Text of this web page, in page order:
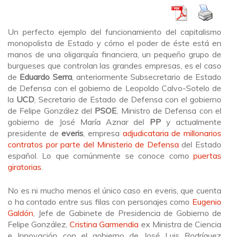
Un perfecto ejemplo del funcionamiento del capitalismo
monopolista de Estado y cómo el poder de éste está en
manos de una oligarquía financiera, un pequeño grupo de
burgueses que controlan las grandes empresas, es el caso
de Eduardo Serra, anteriormente Subsecretario de Estado
de Defensa con el gobierno de Leopoldo Calvo-Sotelo de
la UCD , Secretario de Estado de Defensa con el gobierno
de Felipe González del PSOE , Ministro de Defensa con el
gobierno de José María Aznar del PPy actualmente
presidente deeveris , empresa adjudicataria de millonarios
contratos por parte del Ministerio de Defensa del Estado
español. Lo que comúnmente se conoce como puertas
giratorias
No es ni mucho menos el único caso en everis, que cuenta
o ha contado entre sus filas con personajes como Eugenio
Galdón , Jefe de Gabinete de Presidencia de Gobierno de
Felipe González,Cristina Garmendia ex Ministra de Ciencia